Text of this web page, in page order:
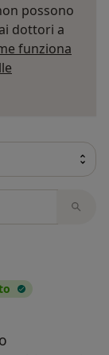
possono
dottori a
funziona